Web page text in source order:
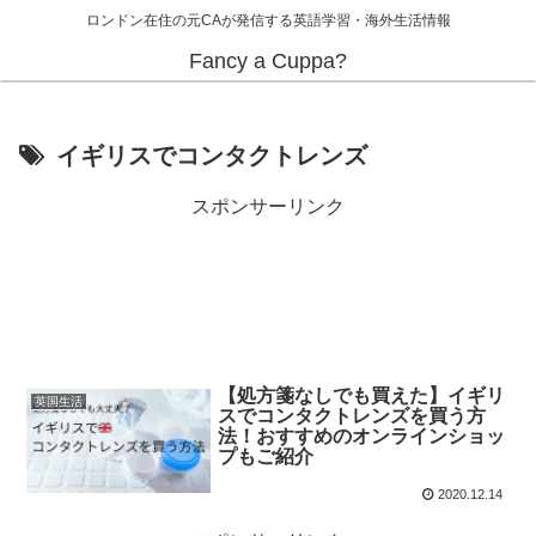
ロンドン在住の元CAが発信する英語学習・海外生活情報
Fancy a Cuppa?
イギリスでコンタクトレンズ
スポンサーリンク
英国生活
【処方箋なしでも買えた】イギリ
スでコンタクトレンズを買う方
法！おすすめのオンラインショッ
プもご紹介
2020.12.14